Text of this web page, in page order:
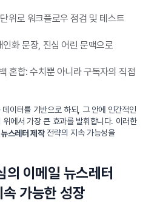
위로 워크플로우 점검 및 테스트
화 문장, 진심 어린 문맥으로
혼합: 수치뿐 아니라 구독자의 직접
이터를 기반으로 하되, 그 안에 인간적인
위에서 가장 큰 효과를 발휘합니다. 이러한
스레터 제작전략의 지속 가능성을
의 이메일 뉴스레터
가능한 성장